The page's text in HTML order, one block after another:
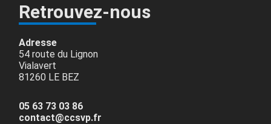
Retrouvez-nous
Adresse
54 route du Lignon
Vialavert
81260 LE BEZ
05 63 73 03 86
contact@ccsvp.fr